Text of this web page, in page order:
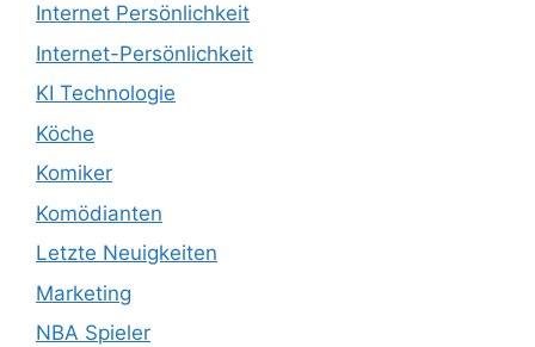
Internet Persönlichkeit
Internet-Persönlichkeit
KI Technologie
Köche
Komiker
Komödianten
Letzte Neuigkeiten
Marketing
NBA Spieler